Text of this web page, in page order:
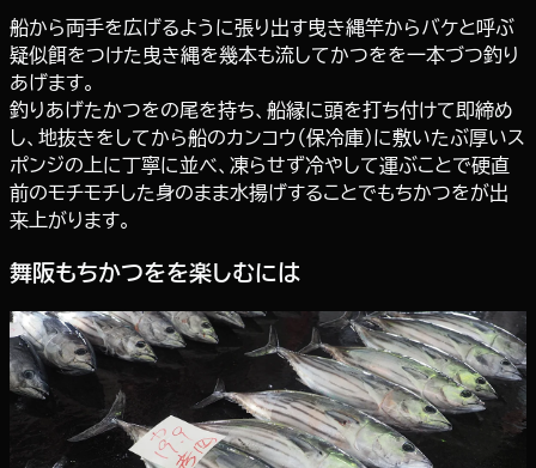
船から両手を広げるように張り出す曳き縄竿からバケと呼ぶ
疑似餌をつけた曳き縄を幾本も流してかつをを一本づつ釣り
あげます。
釣りあげたかつをの尾を持ち、船縁に頭を打ち付けて即締め
し、地抜きをしてから船のカンコウ（保冷庫）に敷いたぶ厚いス
ポンジの上に丁寧に並べ、凍らせず冷やして運ぶことで硬直
前のモチモチした身のまま水揚げすることでもちかつをが出
来上がります。
舞阪もちかつをを楽しむには